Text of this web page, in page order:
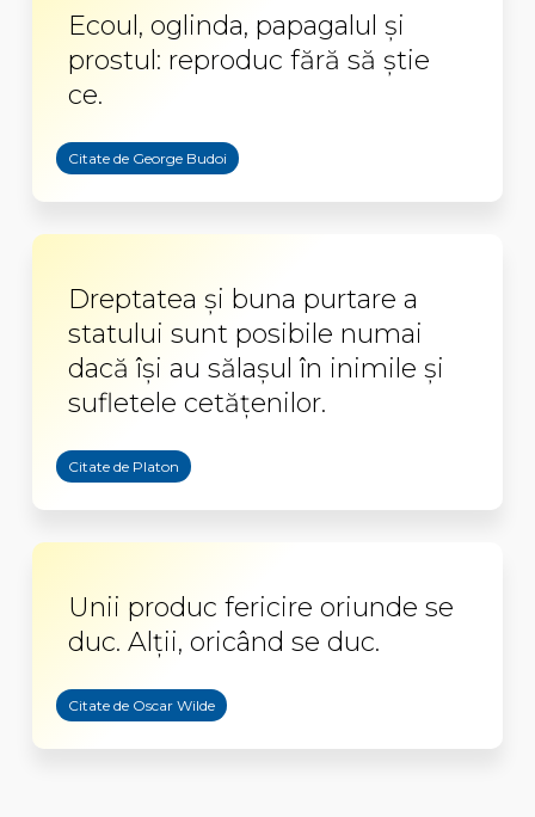
Ecoul, oglinda, papagalul şi
prostul: reproduc fără să ştie
ce.
Citate de George Budoi
Dreptatea şi buna purtare a
statului sunt posibile numai
dacă îşi au sălaşul în inimile şi
sufletele cetăţenilor.
Citate de Platon
Unii produc fericire oriunde se
duc. Alții, oricând se duc.
Citate de Oscar Wilde